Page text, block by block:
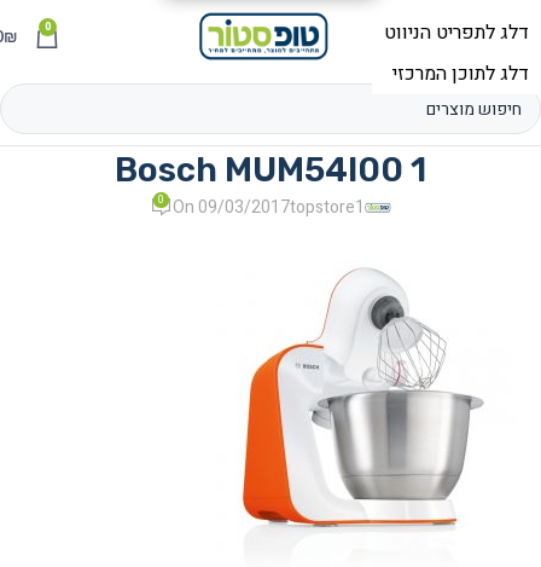
תפריט 0
₪
Bosch MUM54I00 1
topstore1
On 09/03/2017
0